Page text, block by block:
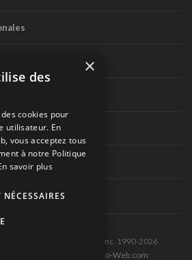
Les Éditions Pole-Position inc. 1990-2026
hébergé par Montréal-Photo-Web.com
×
des
cookies pour
utilisateur. En
vous acceptez tous
à notre Politique
savoir plus